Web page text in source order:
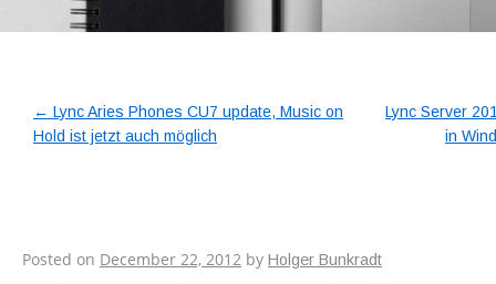
← Lync Aries Phones CU7 update, Music on
Hold ist jetzt auch möglich
Lync Server
in
Posted on December 22, 2012 by Holger Bunkradt